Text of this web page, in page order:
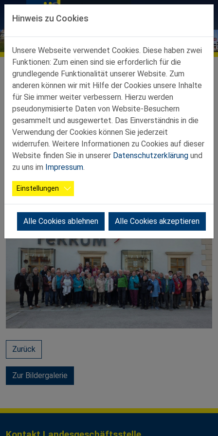
Direkt zur Hauptnavigation springen
Direkt zum Inhalt springen
Aktuelles
Ortsgruppen
Ortsgruppen-Teilbez-St-Peter-Au Kürnberg
Firma Riess und Ferrum
15.04.2026
53 Seniorinnen und Senioren besuchten die Firma Riess in
Ybbsitz um den Vorgang des Emaillierens zu studieren. Im
Geschichte der Eisenverarbeitung kennen. Zum Abschluss
wurde der Mostheurige Ekamp besucht.
Zurück
Zur Bildergalerie
Hinweis zu Cookies
Unsere Webseite verwendet Cookies. Diese haben zwei
Funktionen: Zum einen sind sie erforderlich für die
grundlegende Funktionalität unserer Website. Zum
anderen können wir mit Hilfe der Cookies unsere Inhalte
für Sie immer weiter verbessern. Hierzu werden
pseudonymisierte Daten von Website-Besuchern
gesammelt und ausgewertet. Das Einverständnis in die
Verwendung der Cookies können Sie jederzeit
widerrufen. Weitere Informationen zu Cookies auf dieser
Website finden Sie in unserer Datenschutzerklärung und
zu uns im Impressum.
Einstellungen
Alle Cookies ablehnen Alle Cookies akzeptieren